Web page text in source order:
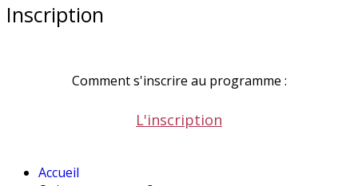
Inscription
Comment s'inscrire au programme :
L'inscription
Accueil